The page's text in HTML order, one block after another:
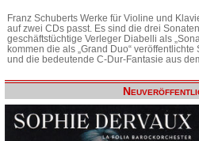
Franz Schuberts Werke für Violine und
auf zwei CDs passt. Es sind die drei
geschäftstüchtige Verleger Diabelli als
kommen die als „Grand Duo“
und die bedeutende C-Dur-Fantasie aus